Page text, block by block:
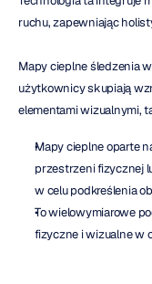
ruchu, zapewniając
Mapy cieplne śledzenia
użytkownicy skupiają
elementami wizualnymi,
Mapy cieplne oparte
przestrzeni fizycznej
w celu podkreślenia
To wielowymiarowe
fizyczne i wizualne w